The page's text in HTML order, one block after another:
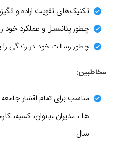
تکنیک‌های تقویت اراده و
چطور پتانسیل و عملکرد خود
چطور رسالت خود در زندگی را
مخاطبین:
مناسب برای تمام اقشار
سال